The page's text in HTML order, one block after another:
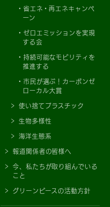
省エネ・再エネキャンペ
ーン
ゼロエミッションを実現
する会
持続可能なモビリティを
推進する
市民が選ぶ！カーボンゼ
ローカル大賞
使い捨てプラスチック
生物多様性
海洋生態系
報道関係者の皆様へ
今、私たちが取り組んでいる
こと
グリーンピースの活動方針